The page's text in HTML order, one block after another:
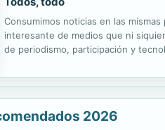
Consumimos noticias en las
interesante de medios que ni
de periodismo, participación y
2026